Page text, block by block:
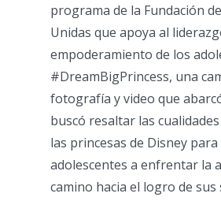
programa de la Fundación
Unidas que apoya al
empoderamiento de los
#DreamBigPrincess, una
fotografía y video que
buscó resaltar las
las princesas de Disney
adolescentes a enfrentar la
camino hacia el logro de sus